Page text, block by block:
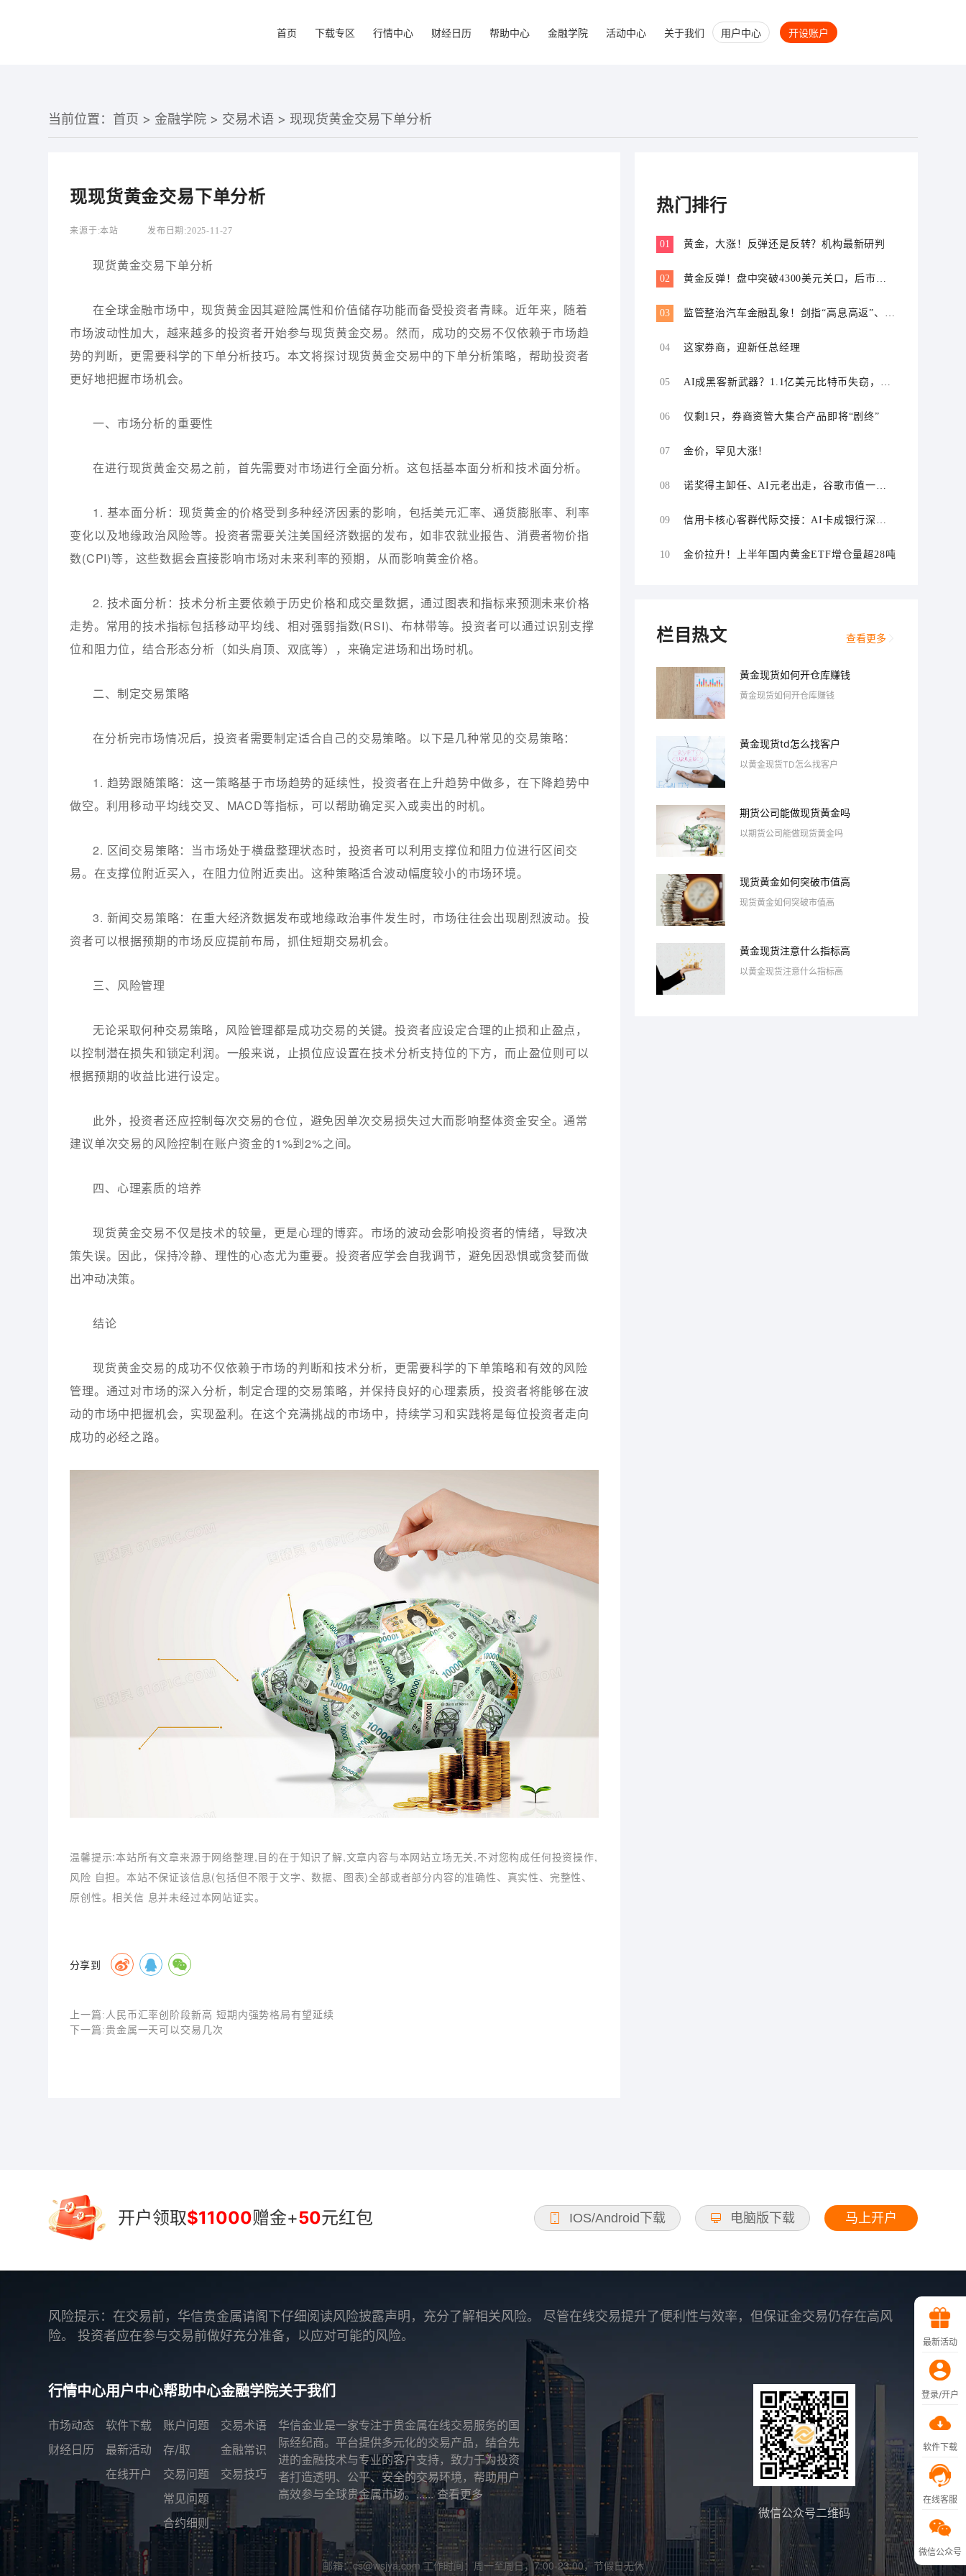
首页 下载专区 行情中心 财经日历 帮助中心 金融学院 活动中心 关于我们 用户中心 开设账户
当前位置： 首页 >金融学院 > 交易术语 > 现现货黄金交易下单分析
现现货黄金交易下单分析
来源于:本站 发布日期:2025-11-27
现货黄金交易下单分析
在全球金融市场中，现货黄金因其避险属性和价值储存功能而备受投资者青睐。近年来，随着
市场波动性加大，越来越多的投资者开始参与现货黄金交易。然而，成功的交易不仅依赖于市场趋
势的判断，更需要科学的下单分析技巧。本文将探讨现货黄金交易中的下单分析策略，帮助投资者
更好地把握市场机会。
一、市场分析的重要性
在进行现货黄金交易之前，首先需要对市场进行全面分析。这包括基本面分析和技术面分析。
1. 基本面分析：现货黄金的价格受到多种经济因素的影响，包括美元汇率、通货膨胀率、利率
变化以及地缘政治风险等。投资者需要关注美国经济数据的发布，如非农就业报告、消费者物价指
数(CPI)等，这些数据会直接影响市场对未来利率的预期，从而影响黄金价格。
2. 技术面分析：技术分析主要依赖于历史价格和成交量数据，通过图表和指标来预测未来价格
走势。常用的技术指标包括移动平均线、相对强弱指数(RSI)、布林带等。投资者可以通过识别支撑
位和阻力位，结合形态分析（如头肩顶、双底等），来确定进场和出场时机。
二、制定交易策略
在分析完市场情况后，投资者需要制定适合自己的交易策略。以下是几种常见的交易策略：
1. 趋势跟随策略：这一策略基于市场趋势的延续性，投资者在上升趋势中做多，在下降趋势中
做空。利用移动平均线交叉、MACD等指标，可以帮助确定买入或卖出的时机。
2. 区间交易策略：当市场处于横盘整理状态时，投资者可以利用支撑位和阻力位进行区间交
易。在支撑位附近买入，在阻力位附近卖出。这种策略适合波动幅度较小的市场环境。
3. 新闻交易策略：在重大经济数据发布或地缘政治事件发生时，市场往往会出现剧烈波动。投
资者可以根据预期的市场反应提前布局，抓住短期交易机会。
三、风险管理
无论采取何种交易策略，风险管理都是成功交易的关键。投资者应设定合理的止损和止盈点，
以控制潜在损失和锁定利润。一般来说，止损位应设置在技术分析支持位的下方，而止盈位则可以
根据预期的收益比进行设定。
此外，投资者还应控制每次交易的仓位，避免因单次交易损失过大而影响整体资金安全。通常
建议单次交易的风险控制在账户资金的1%到2%之间。
四、心理素质的培养
现货黄金交易不仅是技术的较量，更是心理的博弈。市场的波动会影响投资者的情绪，导致决
策失误。因此，保持冷静、理性的心态尤为重要。投资者应学会自我调节，避免因恐惧或贪婪而做
出冲动决策。
结论
现货黄金交易的成功不仅依赖于市场的判断和技术分析，更需要科学的下单策略和有效的风险
管理。通过对市场的深入分析，制定合理的交易策略，并保持良好的心理素质，投资者将能够在波
动的市场中把握机会，实现盈利。在这个充满挑战的市场中，持续学习和实践将是每位投资者走向
成功的必经之路。
温馨提示:本站所有文章来源于网络整理,目的在于知识了解,文章内容与本网站立场无关,不对您构成任何投资操作,
风险 自担。本站不保证该信息(包括但不限于文字、数据、图表)全部或者部分内容的准确性、真实性、完整性、
原创性。相关信 息并未经过本网站证实。
分享到
上一篇: 人民币汇率创阶段新高 短期内强势格局有望延续
下一篇: 贵金属一天可以交易几次
热门排行
01 黄金，大涨！反弹还是反转？机构最新研判
02
黄金反弹！盘中突破4300美元关口，后市怎
03
监管整治汽车金融乱象！剑指“高息高返”、
04
这家券商，迎新任总经理
05
AI成黑客新武器？1.1亿美元比特币失窃，加
06
仅剩1只，券商资管大集合产品即将“剧终”
07 金价，罕见大涨！
08
诺奖得主卸任、AI元老出走，谷歌市值一日
09
信用卡核心客群代际交接：AI卡成银行深耕
10
金价拉升！上半年国内黄金ETF增仓量超28吨
栏目热文 查看更多
黄金现货如何开仓库赚钱
黄金现货如何开仓库赚钱
黄金现货td怎么找客户
以黄金现货TD怎么找客户
期货公司能做现货黄金吗
以期货公司能做现货黄金吗
现货黄金如何突破市值高
现货黄金如何突破市值高
黄金现货注意什么指标高
以黄金现货注意什么指标高
开户领取$11000赠金+50元红包 IOS/Android下载 电脑版下载 马上开户
风险提示：在交易前，华信贵金属请阁下仔细阅读风险披露声明，充分了解相关风险。 尽管在线交易提升了便利性与效率，但保证金交易仍存在高风
险。 投资者应在参与交易前做好充分准备，以应对可能的风险。
行情中心
市场动态
财经日历
用户中心
软件下载
最新活动
在线开户
帮助中心
账户问题
存/取
交易问题
常见问题
合约细则
金融学院
交易术语
金融常识
交易技巧
关于我们
华信金业是一家专注于贵金属在线交易服务的国
际经纪商。平台提供多元化的交易产品，结合先
进的金融技术与专业的客户支持，致力于为投资
者打造透明、公平、安全的交易环境，帮助用户
高效参与全球贵金属市场。......查看更多
微信公众号二维码
邮箱：cs@wsjya.com 工作时间：周一至周日，7:00-23:00，节假日无休
最新活动
登录/开户
软件下载
在线客服
微信公众号